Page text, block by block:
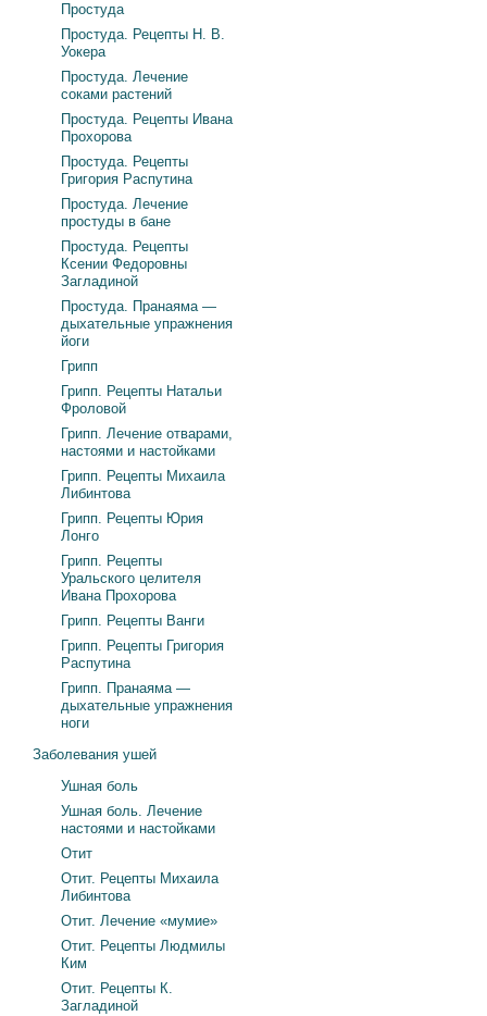
Простуда
Простуда. Рецепты Н. В.
Уокера
Простуда. Лечение
соками растений
Простуда. Рецепты Ивана
Прохорова
Простуда. Рецепты
Григория Распутина
Простуда. Лечение
простуды в бане
Простуда. Рецепты
Ксении Федоровны
Загладиной
Простуда. Пранаяма —
дыхательные упражнения
йоги
Грипп
Грипп. Рецепты Натальи
Фроловой
Грипп. Лечение отварами,
настоями и настойками
Грипп. Рецепты Михаила
Либинтова
Грипп. Рецепты Юрия
Лонго
Грипп. Рецепты
Уральского целителя
Ивана Прохорова
Грипп. Рецепты Ванги
Грипп. Рецепты Григория
Распутина
Грипп. Пранаяма —
дыхательные упражнения
ноги
Заболевания ушей
Ушная боль
Ушная боль. Лечение
настоями и настойками
Отит
Отит. Рецепты Михаила
Либинтова
Отит. Лечение «мумие»
Отит. Рецепты Людмилы
Ким
Отит. Рецепты К.
Загладиной